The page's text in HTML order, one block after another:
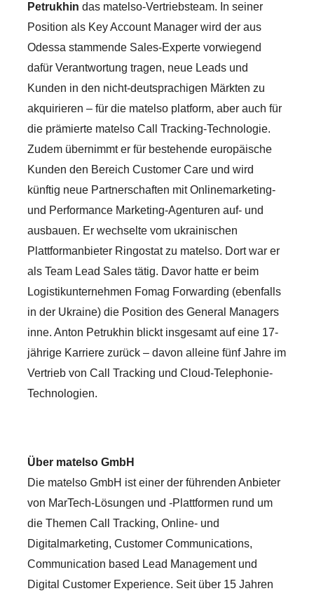
Petrukhin das matelso-Vertriebsteam. In seiner
Position als Key Account Manager wird der aus
Odessa stammende Sales-Experte vorwiegend
dafür Verantwortung tragen, neue Leads und
Kunden in den nicht-deutsprachigen Märkten zu
akquirieren – für die matelso platform, aber auch für
die prämierte matelso Call Tracking-Technologie.
Zudem übernimmt er für bestehende europäische
Kunden den Bereich Customer Care und wird
künftig neue Partnerschaften mit Onlinemarketing-
und Performance Marketing-Agenturen auf- und
ausbauen. Er wechselte vom ukrainischen
Plattformanbieter Ringostat zu matelso. Dort war er
als Team Lead Sales tätig. Davor hatte er beim
Logistikunternehmen Fomag Forwarding (ebenfalls
in der Ukraine) die Position des General Managers
inne. Anton Petrukhin blickt insgesamt auf eine 17-
jährige Karriere zurück – davon alleine fünf Jahre im
Vertrieb von Call Tracking und Cloud-Telephonie-
Technologien.
Über matelso GmbH
Die matelso GmbH ist einer der führenden Anbieter
von MarTech-Lösungen und -Plattformen rund um
die Themen Call Tracking, Online- und
Digitalmarketing, Customer Communications,
Communication based Lead Management und
Digital Customer Experience. Seit über 15 Jahren